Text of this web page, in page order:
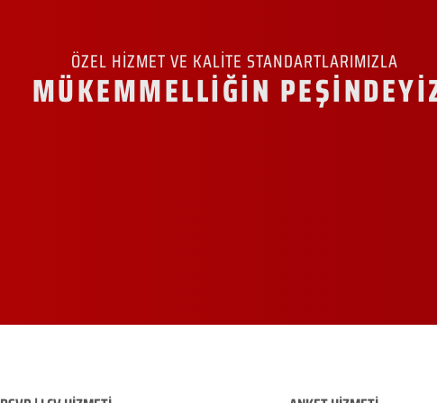
ÖZEL HİZMET VE KALİTE STANDARTLARIMIZLA
MÜKEMMELLİĞİN